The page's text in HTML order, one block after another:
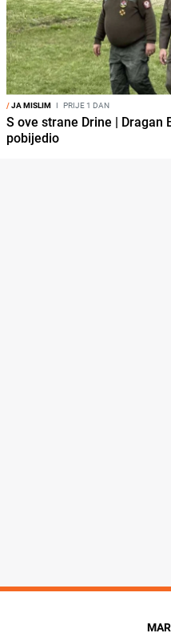
/JA MISLIM I PRIJE 1 DAN
S ove strane Drine |
pobijedio